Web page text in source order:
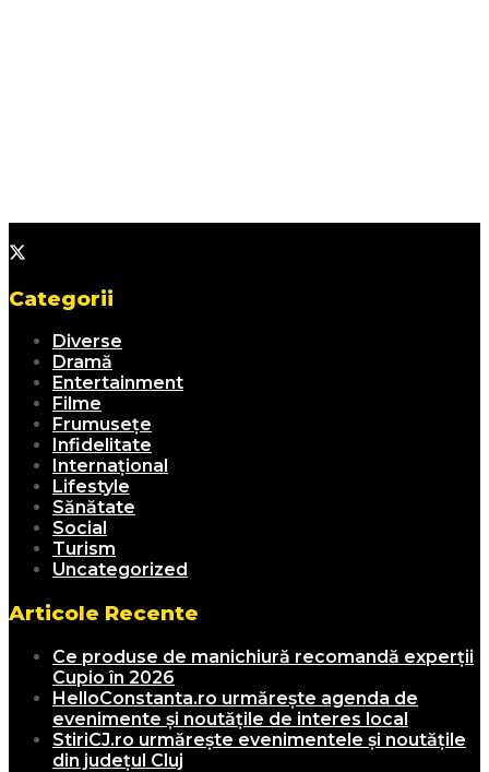
Categorii
Diverse
Dramă
Entertainment
Filme
Frumusețe
Infidelitate
Internațional
Lifestyle
Sănătate
Social
Turism
Uncategorized
Articole Recente
Ce produse de manichiură recomandă experții
Cupio în 2026
HelloConstanta.ro urmărește agenda de
evenimente și noutățile de interes local
StiriCJ.ro urmărește evenimentele și noutățile
din județul Cluj